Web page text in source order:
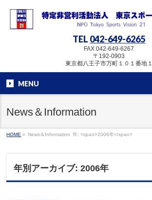
TEL 042-649-6265
FAX 042-649-6267
〒192-0903
東京都八王子市万町１０１番地１
MENU
News＆Information
HOME » News＆Information 年: <span>2006年</span>
年別アーカイブ: 2006年